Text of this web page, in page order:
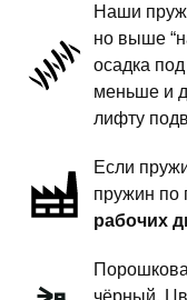
передней
подвески
-
комфорт
Наши
но выше
осадка
меньше и
лифту
Если
пружин по
рабочих
чёрный.